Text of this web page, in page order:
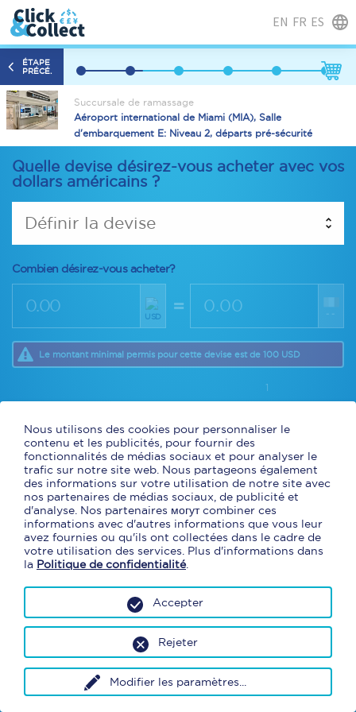
EN FR ES
ÉTAPE
PRÉCÉ.
Succursale de ramassage
Aéroport international de Miami (MIA), Salle
d'embarquement E: Niveau 2, départs pré-sécurité
Quelle devise désirez-vous acheter avec vos
dollars américains ?
Définir la devise
Combien désirez-vous acheter?
USD
= --
Le montant minimal permis pour cette devise est de 100 USD
1
votre commande serale taux Cliquer et Collecter du jour de la
transaction en succursale.
* En commandant en ligne avec Cliquer et Collecter, vous obtenez un
taux de change exclusif et préférentiel. Des frais de concessions
s'appliqueront. (9,95 $ aéroport, 4,95 $ centre d'achat)
* Argent comptant et cartes de débit canadiennes seulement.
Nous utilisons des cookies pour personnaliser le
contenu et les publicités, pour fournir des
fonctionnalités de médias sociaux et pour analyser le
trafic sur notre site web. Nous partageons également
des informations sur votre utilisation de notre site avec
nos partenaires de médias sociaux, de publicité et
d'analyse. Nos partenaires могут combiner ces
informations avec d'autres informations que vous leur
avez fournies ou qu'ils ont collectées dans le cadre de
votre utilisation des services. Plus d'informations dans
la Politique de confidentialité.
Modifier les paramètres
Rejeter
Accepter